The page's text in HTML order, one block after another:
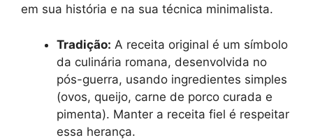
em sua história e na sua técnica minimalista.
Tradição: A receita original é um símbolo
da culinária romana, desenvolvida no
pós-guerra, usando ingredientes simples
(ovos, queijo, carne de porco curada e
pimenta). Manter a receita fiel é respeitar
essa herança.